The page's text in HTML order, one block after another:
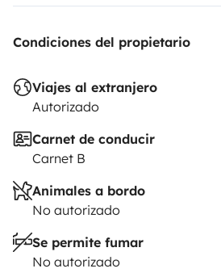
Condiciones del propietario
Viajes al extranjero
Autorizado
Carnet de conducir
Carnet B
Animales a bordo
No autorizado
Se permite fumar
No autorizado